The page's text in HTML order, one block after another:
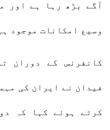
آگے بڑھ رہا ہے اور
وسیع امکانات موجود
کانفرنس کے دوران
فیدان نے ایران کی
کرتے ہوئے کہا کہ